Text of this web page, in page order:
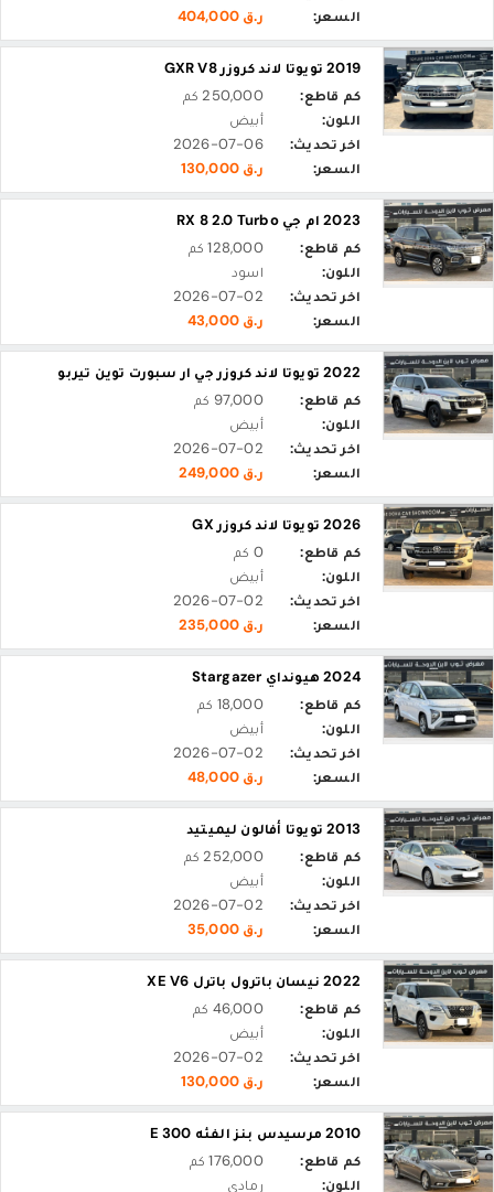
السعر:
ر.ق 404,000
2019 تويوتا لاند كروزر GXR V8
كم قاطع:
250,000 كم
اللون:
أبيض
اخر تحديث:
2026-07-06
السعر:
ر.ق 130,000
2023 ام جي RX 8 2.0 Turbo
كم قاطع:
128,000 كم
اللون:
اسود
اخر تحديث:
2026-07-02
السعر:
ر.ق 43,000
2022 تويوتا لاند كروزر جي ار سبورت توين تيربو
كم قاطع:
97,000 كم
اللون:
أبيض
اخر تحديث:
2026-07-02
السعر:
ر.ق 249,000
2026 تويوتا لاند كروزر GX
كم قاطع:
0 كم
اللون:
أبيض
اخر تحديث:
2026-07-02
السعر:
ر.ق 235,000
2024 هيونداي Stargazer
كم قاطع:
18,000 كم
اللون:
أبيض
اخر تحديث:
2026-07-02
السعر:
ر.ق 48,000
2013 تويوتا أفالون ليميتيد
كم قاطع:
252,000 كم
اللون:
أبيض
اخر تحديث:
2026-07-02
السعر:
ر.ق 35,000
2022 نيسان باترول باترل XE V6
كم قاطع:
46,000 كم
اللون:
أبيض
اخر تحديث:
2026-07-02
السعر:
ر.ق 130,000
2010 مرسيدس بنز الفئه E 300
كم قاطع:
176,000 كم
اللون:
رمادي